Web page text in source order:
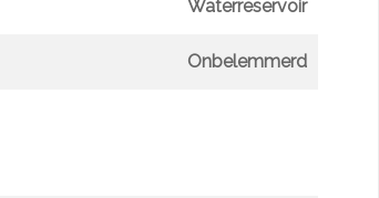
Waterreservoir
Onbelemmerd